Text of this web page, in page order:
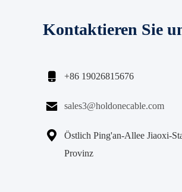
Kontaktieren Sie
 +86 19026815676
 sales3@holdonecable.com

Östlich Ping'an-Allee Jiaoxi-
Provinz